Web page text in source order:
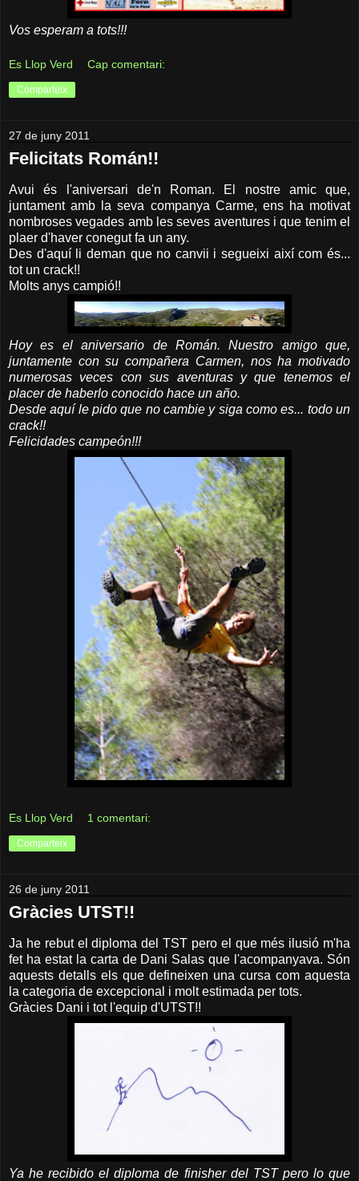
Vos esperam a tots!!!
Es Llop Verd Cap comentari:
Comparteix
27 de juny 2011
Felicitats Román!!
Avui és l'aniversari de'n Roman. El nostre amic que,
juntament amb la seva companya Carme, ens ha motivat
nombroses vegades amb les seves aventures i que tenim el
plaer d'haver conegut fa un any.
Des d'aquí li deman que no canvii i segueixi així com és...
tot un crack!!
Molts anys campió!!
Hoy es el aniversario de Román. Nuestro amigo que,
juntamente con su compañera Carmen, nos ha motivado
numerosas veces con sus aventuras y que tenemos el
placer de haberlo conocido hace un año.
Desde aquí le pido que no cambie y siga como es... todo un
crack!!
Felicidades campeón!!!
Es Llop Verd 1 comentari:
Comparteix
26 de juny 2011
Gràcies UTST!!
Ja he rebut el diploma del TST pero el que més ilusió m'ha
fet ha estat la carta de Dani Salas que l'acompanyava. Són
aquests detalls els que defineixen una cursa com aquesta
la categoria de excepcional i molt estimada per tots.
Gràcies Dani i tot l'equip d'UTST!!
Ya he recibido el diploma de finisher del TST pero lo que